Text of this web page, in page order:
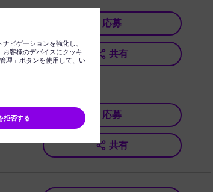
応募
共有
応募
共有